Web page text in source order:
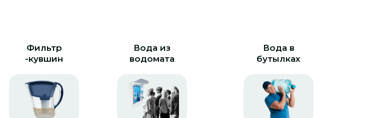
Фильтр
-кувшин
Вода из
водомата
Вода в
бутылках